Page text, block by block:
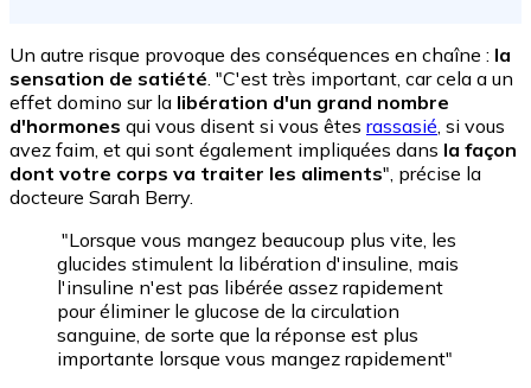
Un autre risque provoque des conséquences en chaîne : la
sensation de satiété. "C'est très important, car cela a un
effet domino sur la libération d'un grand nombre
d'hormones qui vous disent si vous êtes rassasié, si vous
avez faim, et qui sont également impliquées dans la façon
dont votre corps va traiter les aliments", précise la
docteure Sarah Berry.
"Lorsque vous mangez beaucoup plus vite, les
glucides stimulent la libération d'insuline, mais
l'insuline n'est pas libérée assez rapidement
pour éliminer le glucose de la circulation
sanguine, de sorte que la réponse est plus
importante lorsque vous mangez rapidement"